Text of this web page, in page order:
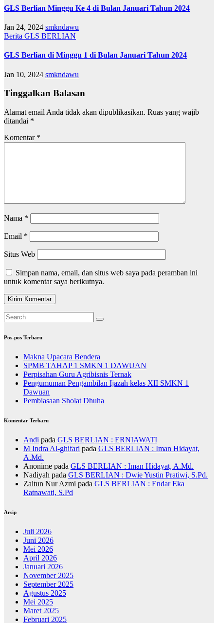
GLS Berlian Minggu Ke 4 di Bulan Januari Tahun 2024
Jan 24, 2024 smkndawu
Berita GLS BERLIAN
GLS Berlian di Minggu 1 di Bulan Januari Tahun 2024
Jan 10, 2024 smkndawu
Tinggalkan Balasan
Alamat email Anda tidak akan dipublikasikan. Ruas yang wajib
ditandai *
Komentar *
Nama *
Email *
Situs Web
Simpan nama, email, dan situs web saya pada peramban ini
untuk komentar saya berikutnya.
Pos-pos Terbaru
Makna Upacara Bendera
SPMB TAHAP 1 SMKN 1 DAWUAN
Perpisahan Guru Agribisnis Ternak
Pengumuman Pengambilan Ijazah kelas XII SMKN 1
Dawuan
Pembiasaan Sholat Dhuha
Komentar Terbaru
Andi pada GLS BERLIAN : ERNIAWATI
M Indra Al-ghifari pada GLS BERLIAN : Iman Hidayat,
A.Md.
Anonime pada GLS BERLIAN : Iman Hidayat, A.Md.
Nadiyah pada GLS BERLIAN : Dwie Yustin Pratiwi, S.Pd.
Zaitun Nur Azmi pada GLS BERLIAN : Endar Eka
Ratnawati, S.Pd
Arsip
Juli 2026
Juni 2026
Mei 2026
April 2026
Januari 2026
November 2025
September 2025
Agustus 2025
Mei 2025
Maret 2025
Februari 2025